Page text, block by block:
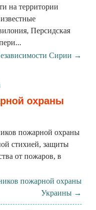
на территории
Персидская
Сирии →
охраны
пожарной охраны
стихией, защиты
от пожаров, в
пожарной охраны
Украины →